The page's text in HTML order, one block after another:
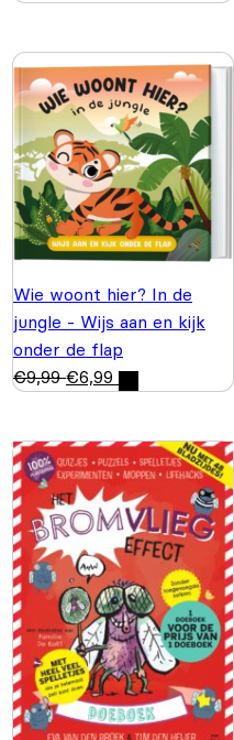
Wie woont hier? In de
jungle - Wijs aan en kijk
onder de flap
€9,99 €6,99